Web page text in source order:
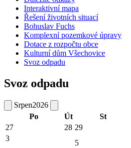
Interaktivní mapa
Řešení životních situací
Bohuslav Fuchs
Komplexní pozemkové úpravy
Dotace z rozpočtu obce
Kulturní dům Všechovice
Svoz odpadu
Svoz odpadu
Srpen2026
Po
Út St
27
28 29
3
5